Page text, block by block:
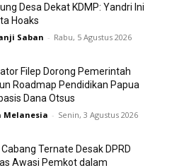
Desa Dekat KDMP: Yandri Ini
Hoaks
Saban - Rabu, 5 Agustus 2026
Filep Dorong Pemerintah
Roadmap Pendidikan Papua
Dana Otsus
Melanesia - Senin, 3 Agustus 2026
Cabang Ternate Desak DPRD
Awasi Pemkot dalam